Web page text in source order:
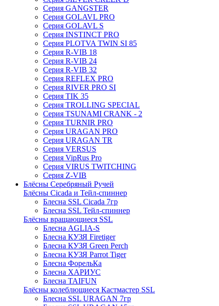
Серия GANGSTER
Серия GOLAVL PRO
Серия GOLAVL S
Серия INSTINCT PRO
Серия PLOTVA TWIN SI 85
Серия R-VIB 18
Серия R-VIB 24
Серия R-VIB 32
Серия REFLEX PRO
Серия RIVER PRO SI
Серия TIK 35
Серия TROLLING SPECIAL
Серия TSUNAMI CRANK - 2
Серия TURNIR PRO
Серия URAGAN PRO
Серия URAGAN TR
Серия VERSUS
Серия VipRus Pro
Серия VIRUS TWITCHING
Серия Z-VIB
Блёсны Серебряный Ручей
Блёсны Cicada и Тейл-спиннер
Блесна SSL Cicada 7гр
Блесна SSL Тейл-спиннер
Блёсны вращающиеся SSL
Блесна AGLIA-S
Блесна КУЗЯ Firetiger
Блесна КУЗЯ Green Perch
Блесна КУЗЯ Parrot Tiger
Блесна ФорельКа
Блесна ХАРИУС
Блесна TAIFUN
Блёсны колеблющиеся Кастмастер SSL
Блесна SSL URAGAN 7гр